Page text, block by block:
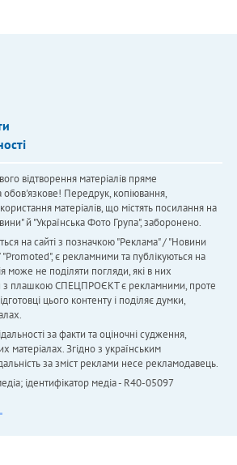
відтворення матеріалів пряме
обов'язкове! Передрук, копіювання,
матеріалів, що містять посилання на
й "Українська Фото Група", заборонено.
на сайті з позначкою "Реклама" / "Новини
є рекламними та публікуються на
може не поділяти погляди, які в них
з плашкою СПЕЦПРОЄКТ є рекламними, проте
цього контенту і поділяє думки,
за факти та оціночні судження,
матеріалах. Згідно з українським
за зміст реклами несе рекламодавець.
ідентифікатор медіа - R40-05097